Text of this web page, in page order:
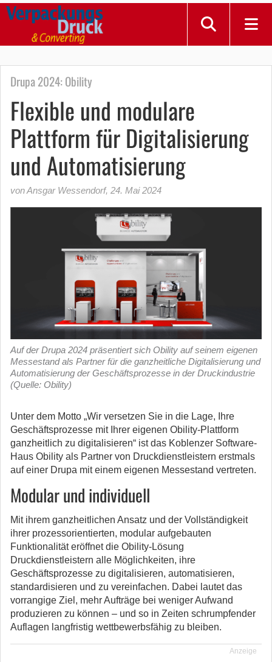
Drupa 2024: Obility
Flexible und modulare
Plattform für Digitalisierung
und Automatisierung
von Ansgar Wessendorf, 24. Mai 2024
Auf der Drupa 2024 präsentiert sich Obility auf seinem eigenen
Messestand als Partner für die ganzheitliche Digitalisierung und
Automatisierung der Geschäftsprozesse in der Druckindustrie
(Quelle: Obility)
Unter dem Motto „Wir versetzen Sie in die Lage, Ihre
Geschäftsprozesse mit Ihrer eigenen Obility-Plattform
ganzheitlich zu digitalisieren“ ist das Koblenzer Software-
Haus Obility als Partner von Druckdienstleistern erstmals
auf einer Drupa mit einem eigenen Messestand vertreten.
Modular und individuell
Mit ihrem ganzheitlichen Ansatz und der Vollständigkeit
ihrer prozessorientierten, modular aufgebauten
Funktionalität eröffnet die Obility-Lösung
Druckdienstleistern alle Möglichkeiten, ihre
Geschäftsprozesse zu digitalisieren, automatisieren,
standardisieren und zu vereinfachen. Dabei lautet das
vorrangige Ziel, mehr Aufträge bei weniger Aufwand
produzieren zu können – und so in Zeiten schrumpfender
Auflagen langfristig wettbewerbsfähig zu bleiben.
Anzeige